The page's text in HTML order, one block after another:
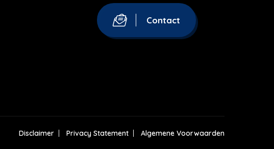
Contact
Disclaimer Privacy Statement Algemene Voorwaarden